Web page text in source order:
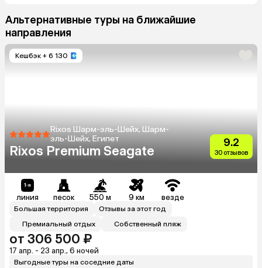
Альтернативные туры на ближайшие
направления
Кешбэк + 6 130
Rixos Шарм-эль-Шейх, Шарм-
эль-Шейх, Египет
Rixos Premium Seagate
9.2
30 отзывов
линия песок 550 м 9 км везде
Большая территория
Отзывы за этот год
Премиальный отдых
Собственный пляж
от 306 500 ₽
17 апр. - 23 апр., 6 ночей
Выгодные туры на соседние даты